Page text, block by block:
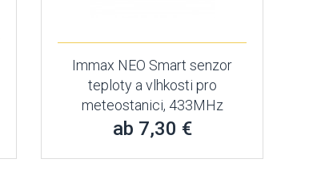
Immax NEO Smart senzor
teploty a vlhkosti pro
meteostanici, 433MHz
ab 7,30 €